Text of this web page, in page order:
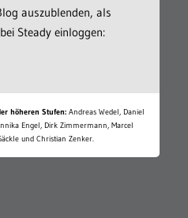
auszublenden, als
Steady einloggen:
höheren Stufen: Andreas Wedel, Daniel
Engel, Dirk Zimmermann, Marcel
und Christian Zenker.